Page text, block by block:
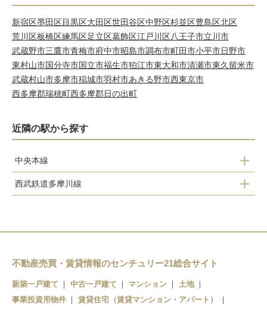
新宿区墨田区目黒区大田区世田谷区中野区杉並区豊島区北区
荒川区板橋区練馬区足立区葛飾区江戸川区八王子市立川市
武蔵野市三鷹市青梅市府中市昭島市調布市町田市小平市日野市
東村山市国分寺市国立市福生市狛江市東大和市清瀬市東久留米市
武蔵村山市多摩市稲城市羽村市あきる野市西東京市
西多摩郡瑞穂町西多摩郡日の出町
近隣の駅から探す
中央本線
東小金井駅
西武鉄道多摩川線
不動産売買・賃貸情報のセンチュリー21総合サイト
新築一戸建て 中古一戸建て マンション
土地
事業投資用物件
賃貸住宅（賃貸マンション・アパート）